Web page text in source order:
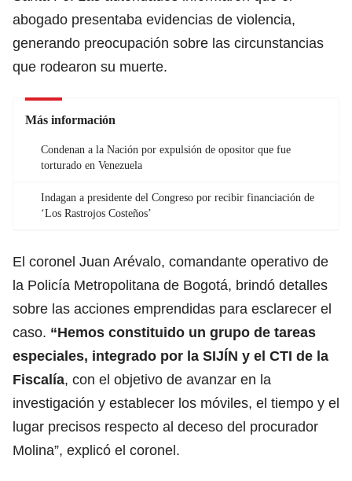
abogado presentaba evidencias de violencia,
generando preocupación sobre las circunstancias
que rodearon su muerte.
Más información
Condenan a la Nación por expulsión de opositor que fue
torturado en Venezuela
Indagan a presidente del Congreso por recibir financiación de
‘Los Rastrojos Costeños’
El coronel Juan Arévalo, comandante operativo de
la Policía Metropolitana de Bogotá, brindó detalles
sobre las acciones emprendidas para esclarecer el
caso. “Hemos constituido un grupo de tareas
especiales, integrado por la SIJÍN y el CTI de la
Fiscalía, con el objetivo de avanzar en la
investigación y establecer los móviles, el tiempo y el
lugar precisos respecto al deceso del procurador
Molina”, explicó el coronel.